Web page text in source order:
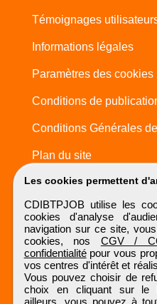
Les cookies permettent
CDIBTPJOB utilise les
cookies d'analyse
navigation sur ce site,
cookies, nos CGV /
confidentialitépour vous
vos centres d'intérêt et
Vous pouvez choisir de
choix en cliquant sur le
ailleurs, vous pouvez à
Témoignages
Informations légales
Paramètres des cookies
Conditions de
Conditions Générales
Plan du site